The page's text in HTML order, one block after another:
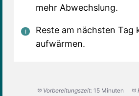
mehr Abwechslung.
Reste am nächsten Tag
aufwärmen.
Vorbereitungszeit: 15 Minuten